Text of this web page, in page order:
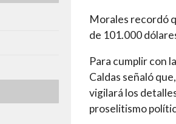
Morales recordó
de 101.000
Para cumplir con
Caldas señaló
vigilará los
proselitismo